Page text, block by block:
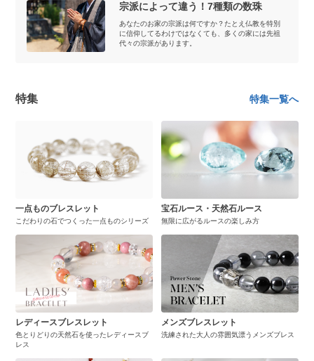
宗派によって違う！7種類の数珠
あなたのお家の宗派は何ですか？たとえ仏教を特別
に信仰してるわけではなくても、多くの家には先祖
代々の宗派があります。
特集 特集一覧へ
一点ものブレスレット
こだわりの石でつくった一点ものシリーズ
宝石ルース・天然石ルース
無限に広がるルースの楽しみ方
レディースブレスレット
色とりどりの天然石を使ったレディースブ
レス
メンズブレスレット
洗練された大人の雰囲気漂うメンズブレス